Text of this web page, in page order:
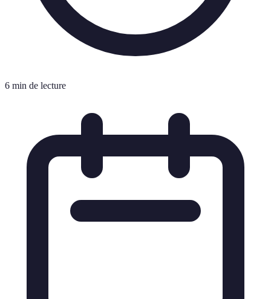
6 min de lecture